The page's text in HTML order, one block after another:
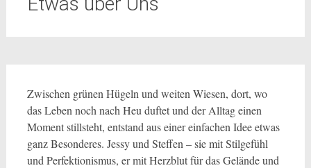
Zwischen grünen Hügeln und weiten Wiesen, dort, wo
das Leben noch nach Heu duftet und der Alltag einen
Moment stillsteht, entstand aus einer einfachen Idee etwas
ganz Besonderes. Jessy und Steffen – sie mit Stilgefühl
und Perfektionismus, er mit Herzblut für das Gelände und